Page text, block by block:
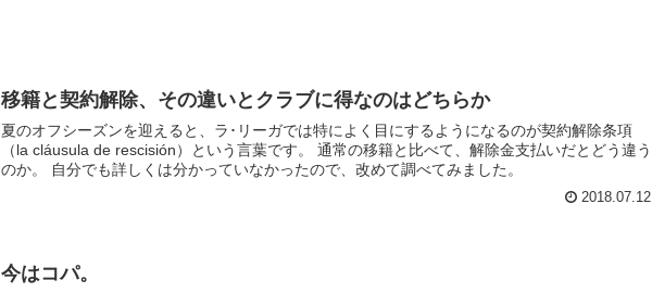
移籍と契約解除、その違いとクラブに得なのはどちらか
夏のオフシーズンを迎えると、ラ･リーガでは特によく目にするようになるのが契約解除条項
（la cláusula de rescisión）という言葉です。 通常の移籍と比べて、解除金支払いだとどう違う
のか。 自分でも詳しくは分かっていなかったので、改めて調べてみました。
2018.07.12
今はコパ。